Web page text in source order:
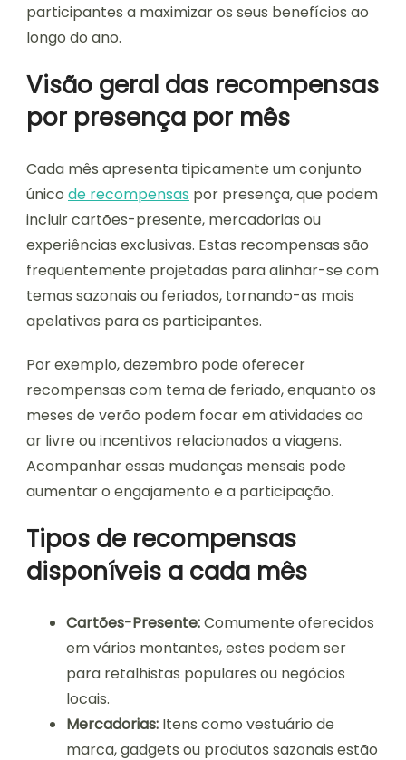
participantes a maximizar os seus benefícios ao
longo do ano.
Visão geral das recompensas
por presença por mês
Cada mês apresenta tipicamente um conjunto
único de recompensas por presença, que podem
incluir cartões-presente, mercadorias ou
experiências exclusivas. Estas recompensas são
frequentemente projetadas para alinhar-se com
temas sazonais ou feriados, tornando-as mais
apelativas para os participantes.
Por exemplo, dezembro pode oferecer
recompensas com tema de feriado, enquanto os
meses de verão podem focar em atividades ao
ar livre ou incentivos relacionados a viagens.
Acompanhar essas mudanças mensais pode
aumentar o engajamento e a participação.
Tipos de recompensas
disponíveis a cada mês
Cartões-Presente:Comumente oferecidos
em vários montantes, estes podem ser
para retalhistas populares ou negócios
locais.
Mercadorias: Itens como vestuário de
marca, gadgets ou produtos sazonais estão